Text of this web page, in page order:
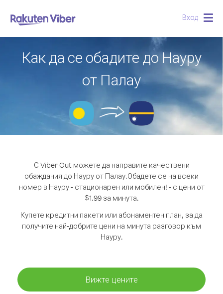
Вход
Как да се обадите до Науру
от Палау
С Viber Out можете да направите качествени
обаждания до Науру от Палау.Обадете се на всеки
номер в Науру - стационарен или мобилен! - с цени от
$1.99 за минута.
Купете кредитни пакети или абонаментен план, за да
получите най-добрите цени на минута разговор към
Науру.
Вижте цените